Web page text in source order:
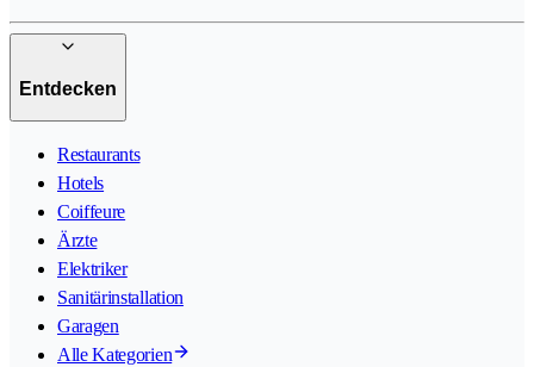
Entdecken
Restaurants
Hotels
Coiffeure
Ärzte
Elektriker
Sanitärinstallation
Garagen
Alle Kategorien